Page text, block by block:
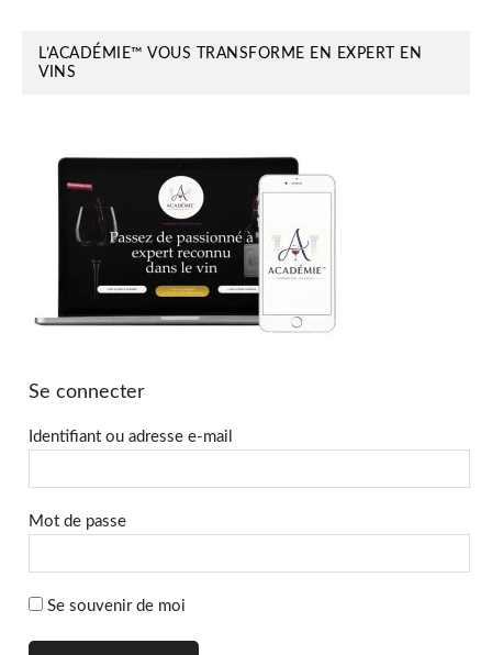
L’ACADÉMIE™ VOUS TRANSFORME EN EXPERT EN
VINS
Se connecter
Identifiant ou adresse e-mail
Mot de passe
Se souvenir de moi